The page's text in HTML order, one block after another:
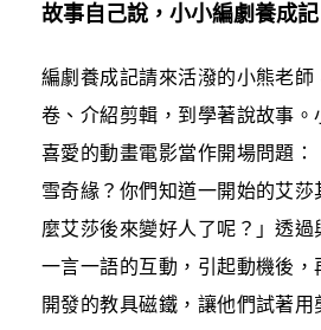
故事自己說，小小編劇養成記
編劇養成記請來活潑的小熊老師
卷、介紹剪輯，到學著說故事。
喜愛的動畫電影當作開場問題
雪奇緣？你們知道一開始的艾
麼艾莎後來變好人了呢？」透過
一言一語的互動，引起動機後
開發的教具磁鐵，讓他們試著